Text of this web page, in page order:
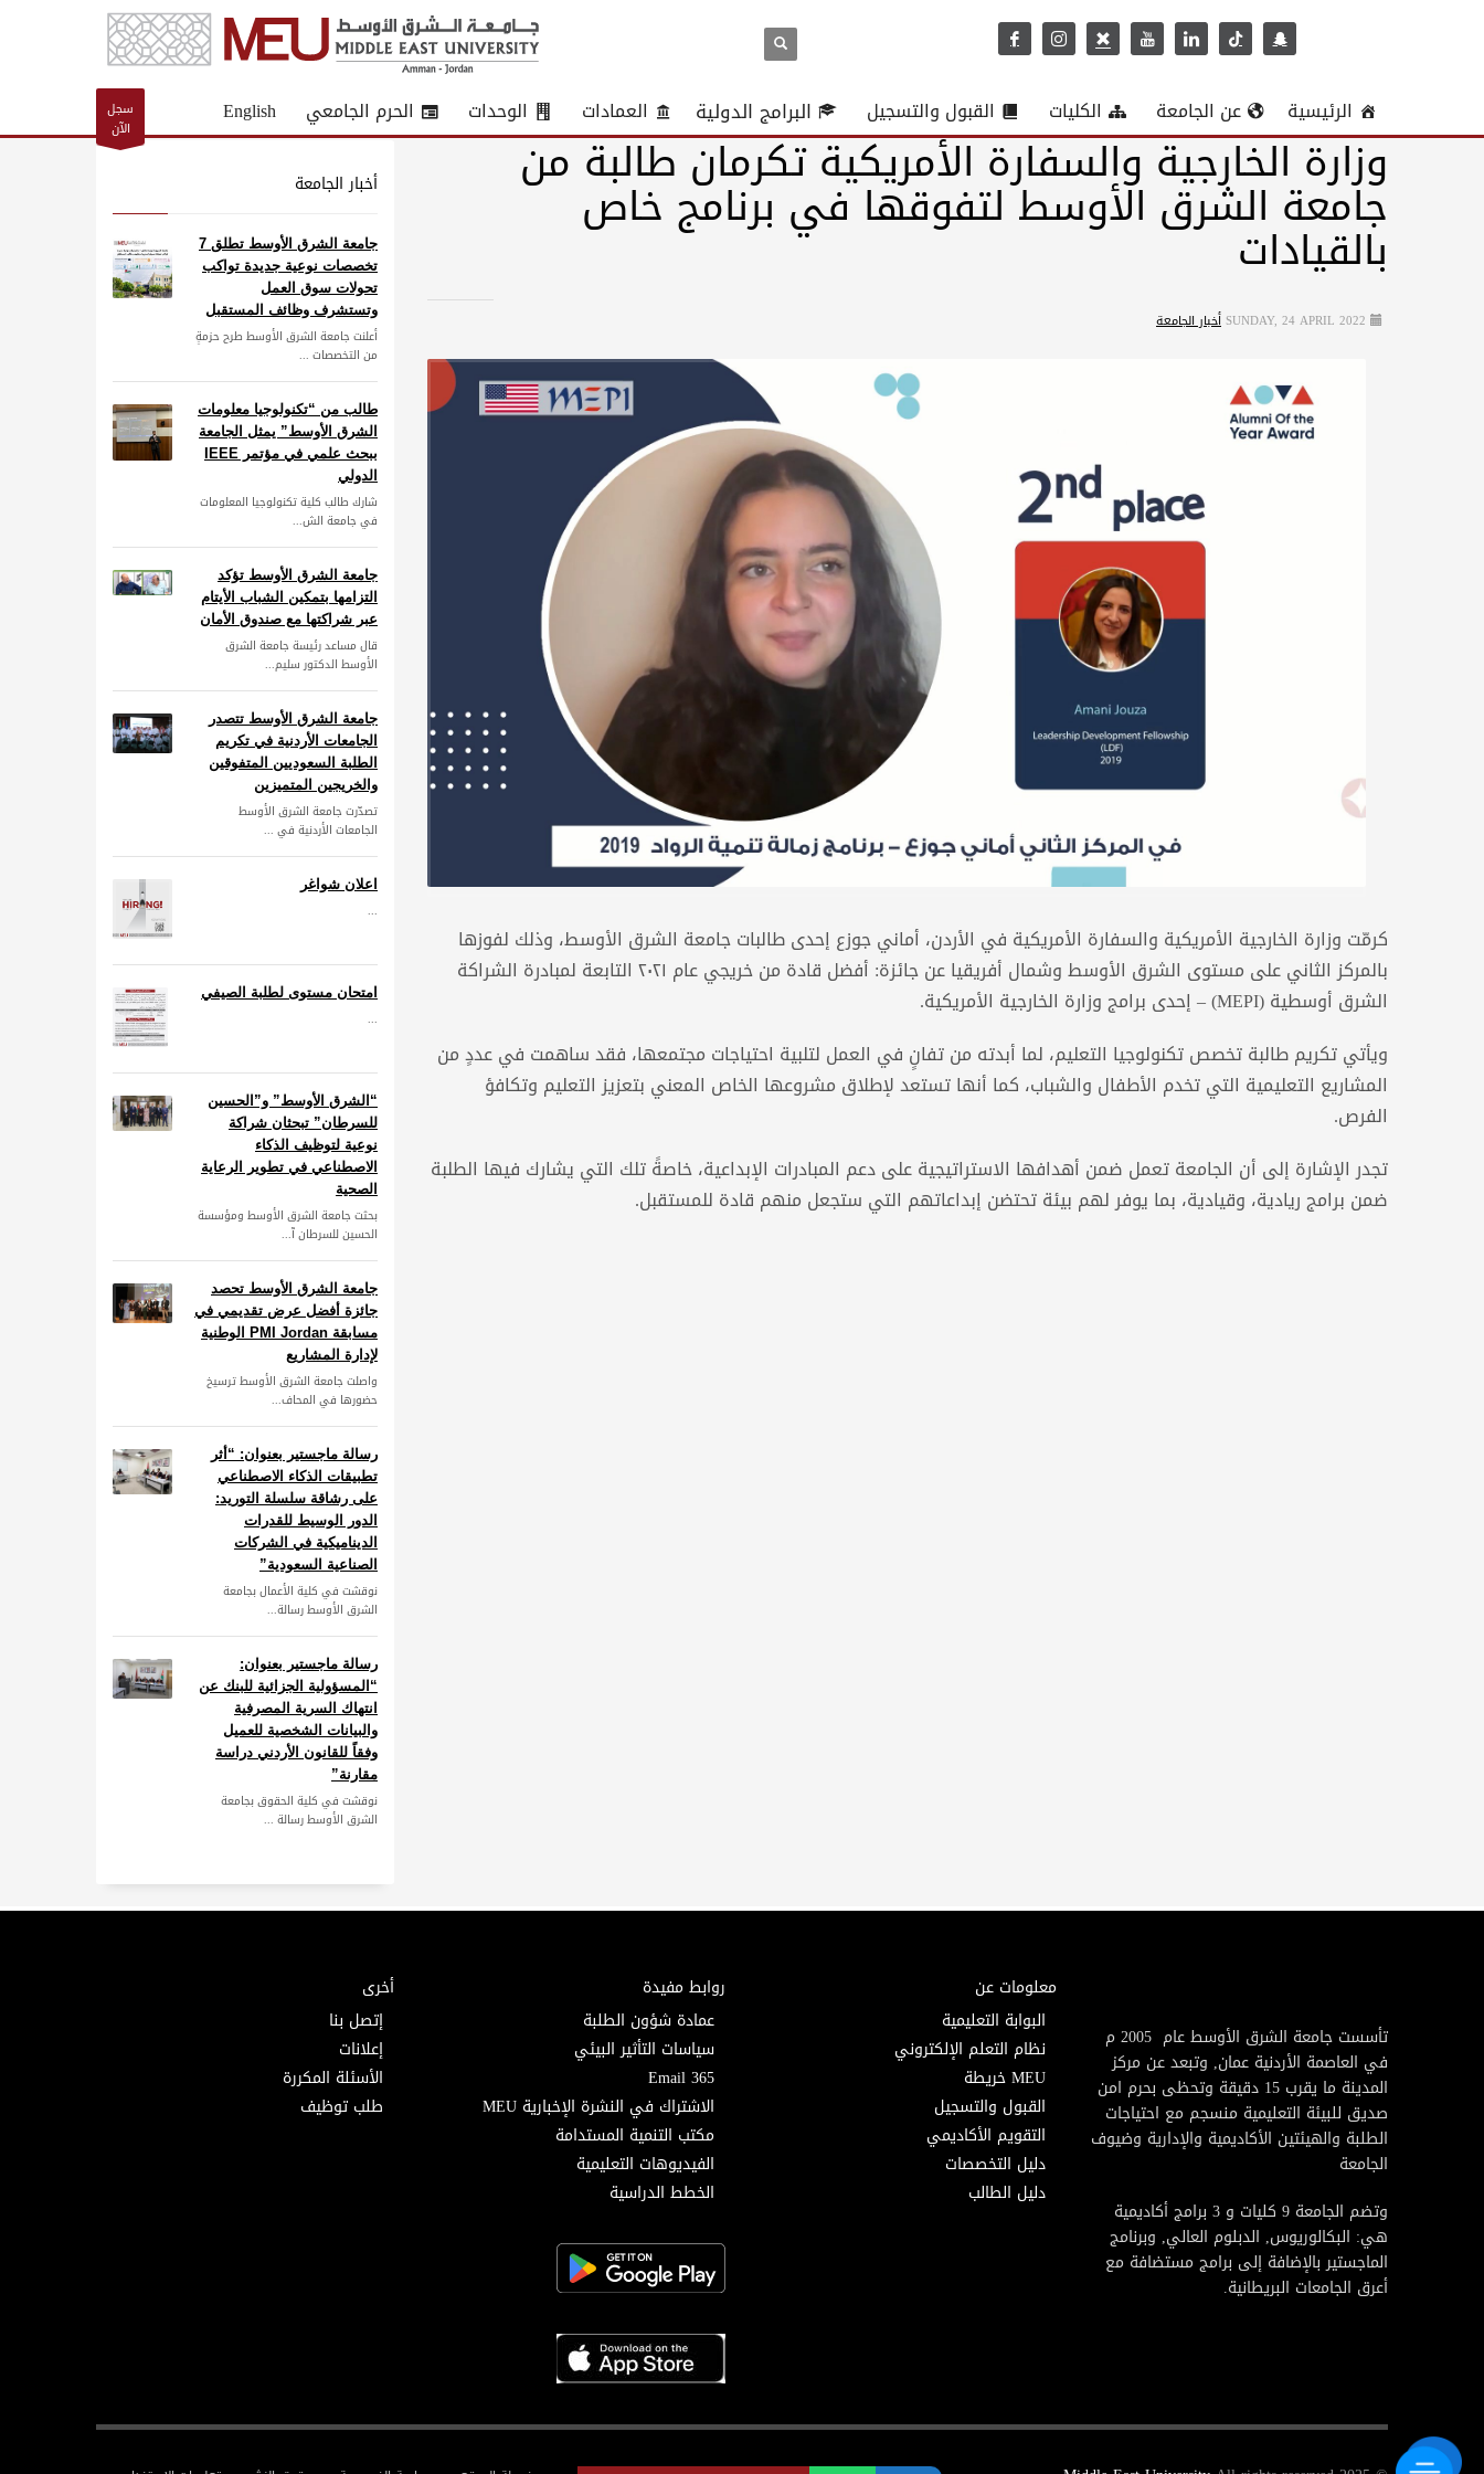
الرئيسية عن الجامعة الكليات القبول والتسجيل البرامج الدولية العمادات الوحدات الحرم الجامعي English
سجل
الآن
وزارة الخارجية والسفارة الأمريكية تكرمان طالبة من
جامعة الشرق الأوسط لتفوقها في برنامج خاص
بالقيادات
SUNDAY, 24 APRIL 2022 أخبار الجامعة
كرمّت وزارة الخارجية الأمريكية والسفارة الأمريكية في الأردن، أماني جوزع إحدى طالبات جامعة الشرق الأوسط، وذلك لفوزها
بالمركز الثاني على مستوى الشرق الأوسط وشمال أفريقيا عن جائزة: أفضل قادة من خريجي عام ٢٠٢١ التابعة لمبادرة الشراكة
الشرق أوسطية (MEPI) – إحدى برامج وزارة الخارجية الأمريكية.
ويأتي تكريم طالبة تخصص تكنولوجيا التعليم، لما أبدته من تفانٍ في العمل لتلبية احتياجات مجتمعها، فقد ساهمت في عددٍ من
المشاريع التعليمية التي تخدم الأطفال والشباب، كما أنها تستعد لإطلاق مشروعها الخاص المعني بتعزيز التعليم وتكافؤ
الفرص.
تجدر الإشارة إلى أن الجامعة تعمل ضمن أهدافها الاستراتيجية على دعم المبادرات الإبداعية، خاصةً تلك التي يشارك فيها الطلبة
ضمن برامج ريادية، وقيادية، بما يوفر لهم بيئة تحتضن إبداعاتهم التي ستجعل منهم قادة للمستقبل.
أخبار الجامعة
جامعة الشرق الأوسط تطلق 7
تخصصات نوعية جديدة تواكب
تحولات سوق العمل
وتستشرف وظائف المستقبل
أعلنت جامعة الشرق الأوسط طرح حزمةٍ
من التخصصات ...
طالب من “تكنولوجيا معلومات
الشرق الأوسط” يمثل الجامعة
ببحث علمي في مؤتمر IEEE
الدولي
شارك طالب كلية تكنولوجيا المعلومات
في جامعة الش...
جامعة الشرق الأوسط تؤكد
التزامها بتمكين الشباب الأيتام
عبر شراكتها مع صندوق الأمان
قال مساعد رئيسة جامعة الشرق
الأوسط الدكتور سليم...
جامعة الشرق الأوسط تتصدر
الجامعات الأردنية في تكريم
الطلبة السعوديين المتفوقين
والخريجين المتميزين
تصدّرت جامعة الشرق الأوسط
الجامعات الأردنية في ...
اعلان شواغر
...
امتحان مستوى لطلبة الصيفي
...
“الشرق الأوسط” و”الحسين
للسرطان” تبحثان شراكة
نوعية لتوظيف الذكاء
الاصطناعي في تطوير الرعاية
الصحية
بحثت جامعة الشرق الأوسط ومؤسسة
الحسين للسرطان آ...
جامعة الشرق الأوسط تحصد
جائزة أفضل عرض تقديمي في
مسابقة PMI Jordan الوطنية
لإدارة المشاريع
واصلت جامعة الشرق الأوسط ترسيخ
حضورها في المحاف...
رسالة ماجستير بعنوان: “أثر
تطبيقات الذكاء الاصطناعي
على رشاقة سلسلة التوريد:
الدور الوسيط للقدرات
الديناميكية في الشركات
الصناعية السعودية”
نوقشت في كلية الأعمال بجامعة
الشرق الأوسط رسالة...
رسالة ماجستير بعنوان:
“المسؤولية الجزائية للبنك عن
انتهاك السرية المصرفية
والبيانات الشخصية للعميل
وفقاً للقانون الأردني دراسة
مقارنة”
نوقشت في كلية الحقوق بجامعة
الشرق الأوسط رسالة ...
تأسست جامعة الشرق الأوسط عام 2005 م
في العاصمة الأردنية عمان, وتبعد عن مركز
المدينة ما يقرب 15 دقيقة وتحظى بحرم امن
صديق للبيئة التعليمية منسجم مع احتياجات
الطلبة والهيئتين الأكاديمية والإدارية وضيوف
الجامعة
وتضم الجامعة 9 كليات و 3 برامج أكاديمية
هي: البكالوريوس, الدبلوم العالي, وبرنامج
الماجستير بالإضافة إلى برامج مستضافة مع
أعرق الجامعات البريطانية.
معلومات عن
البوابة التعليمية
نظام التعلم الإلكتروني
MEU خريطة
القبول والتسجيل
التقويم الأكاديمي
دليل التخصصات
دليل الطالب
روابط مفيدة
عمادة شؤون الطلبة
سياسات التأثير البيئي
Email 365
الاشتراك في النشرة الإخبارية MEU
مكتب التنمية المستدامة
الفيديوهات التعليمية
الخطط الدراسية
أخرى
إتصل بنا
إعلانات
الأسئلة المكررة
طلب توظيف